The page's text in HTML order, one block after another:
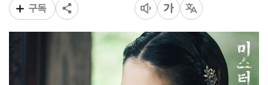
구독